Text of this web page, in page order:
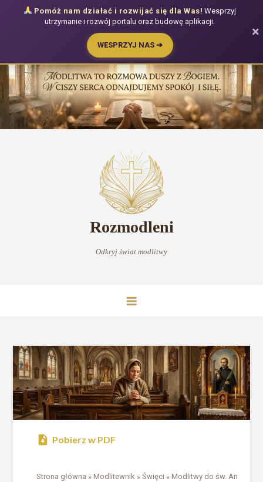
do
treści
Rozmodleni
Odkryj świat modlitwy
Pobierz w PDF
Strona główna »Modlitewnik »Święci »Modlitwy do św. Andrzeja
Pomóż nam działać i rozwijać się dla Was! Wesprzyj
utrzymanie i rozwój portalu oraz budowę aplikacji.
WESPRZYJ NAS ➔
×